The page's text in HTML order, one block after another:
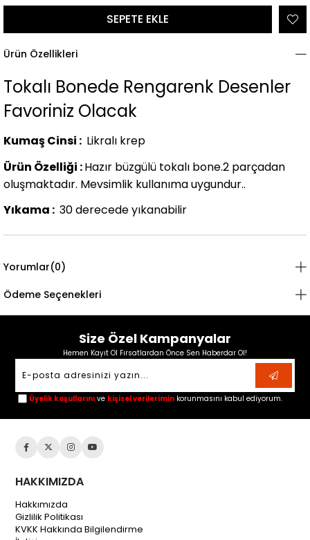
Ürün Özellikleri
Tokalı Bonede Rengarenk Desenler
Favoriniz Olacak
Kumaş Cinsi : Likralı krep
Ürün Özelliği :Hazır büzgülü tokalı bone.2 parçadan
oluşmaktadır. Mevsimlik kullanıma uygundur..
Yıkama : 30 derecede yıkanabilir
Yorumlar(0)
Ödeme Seçenekleri
Size Özel Kampanyalar
Hemen Kayıt Ol Fırsatlardan Önce Sen Haberdar Ol!
Üyelik koşullarını ve kişisel verilerimin korunmasını kabul ediyorum.
HAKKIMIZDA
Hakkımızda
Gizlilik Politikası
KVKK Hakkında Bilgilendirme